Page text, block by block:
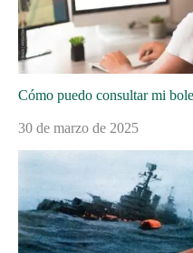
Cómo puedo consultar mi
30 de marzo de 2025